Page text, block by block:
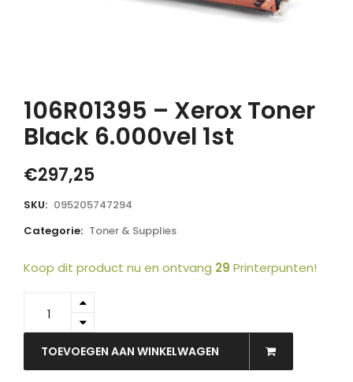
106R01395 – Xerox Toner
Black 6.000vel 1st
€297,25
SKU: 095205747294
Categorie: Toner & Supplies
Koop dit product nu en ontvang 29 Printerpunten!
106R01395
Xerox
Toner
Black
TOEVOEGEN AAN WINKELWAGEN